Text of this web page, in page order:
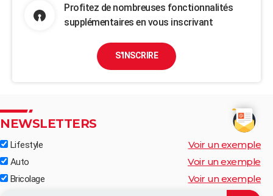
Profitez de nombreuses fonctionnalités
supplémentaires en vous inscrivant
S'INSCRIRE
NEWSLETTERS
Lifestyle Voir un exemple
Auto Voir un exemple
Bricolage Voir un exemple